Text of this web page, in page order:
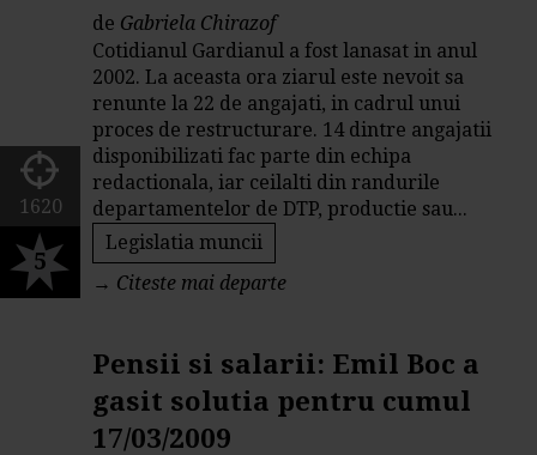
de Gabriela Chirazof
Cotidianul Gardianul a fost lanasat in anul
2002. La aceasta ora ziarul este nevoit sa
renunte la 22 de angajati, in cadrul unui
proces de restructurare. 14 dintre angajatii
disponibilizati fac parte din echipa
redactionala, iar ceilalti din randurile
departamentelor de DTP, productie sau...
Legislatia muncii
→ Citeste mai departe
1620
5
Pensii si salarii: Emil Boc a
gasit solutia pentru cumul
17/03/2009